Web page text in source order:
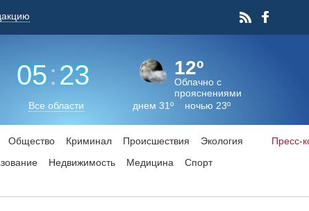
05:23
Все области
12º
Облачно с
прояснениями
днем 31º ночью 23º
Общество Криминал Происшествия
Экология
Недвижимость Медицина
Спорт
Пресс-